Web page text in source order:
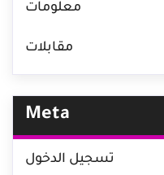
معلومات
مقابلات
Meta
تسجيل الدخول